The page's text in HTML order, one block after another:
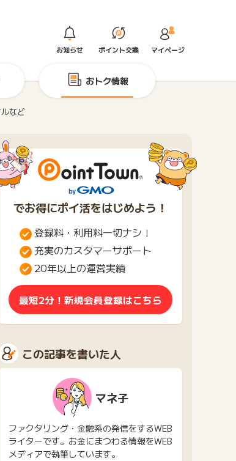
お知らせ ポイント交換 マイページ
おトク情報
など
でお得にポイ活をはじめよう！
登録料・利用料一切ナシ！
充実のカスタマーサポート
20年以上の運営実績
最短2分！新規会員登録はこちら
この記事を書いた人
マネ子
ファクタリング・金融系の発信をするWEB
ライターです。お金にまつわる情報をWEB
メディアで執筆しています。